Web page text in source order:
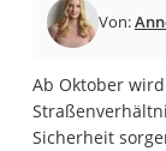
Von:
Ab Oktober
Sicherheit